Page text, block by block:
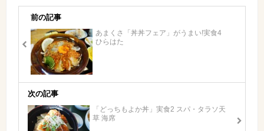
前の記事
あまくさ「丼丼フェア」がうまい!実食4
ひらはた
次の記事
「どっちもよか丼」実食2 スパ・タラソ天
草 海席